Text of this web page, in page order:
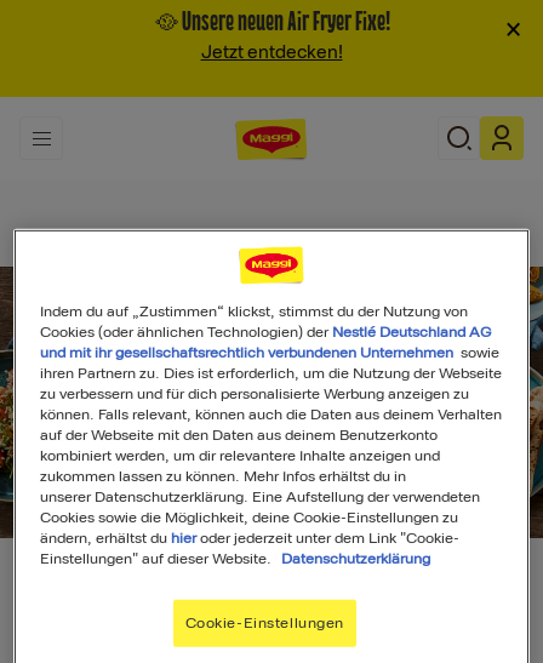
🥘 Unsere neuen Air Fryer Fixe!
Jetzt entdecken!
×
Search
Indem du auf „Zustimmen“ klickst, stimmst du der Nutzung von
Cookies (oder ähnlichen Technologien) der Nestlé Deutschland AG
und mit ihr gesellschaftsrechtlich verbundenen Unternehmen sowie
ihren Partnern zu. Dies ist erforderlich, um die Nutzung der Webseite
zu verbessern und für dich personalisierte Werbung anzeigen zu
können. Falls relevant, können auch die Daten aus deinem Verhalten
auf der Webseite mit den Daten aus deinem Benutzerkonto
kombiniert werden, um dir relevantere Inhalte anzeigen und
zukommen lassen zu können. Mehr Infos erhältst du in
unserer Datenschutzerklärung. Eine Aufstellung der verwendeten
Cookies sowie die Möglichkeit, deine Cookie-Einstellungen zu
ändern, erhältst duhieroder jederzeit unter dem Link "Cookie-
Einstellungen" auf dieser Website.
Datenschutzerklärung
Cookie-Einstellungen